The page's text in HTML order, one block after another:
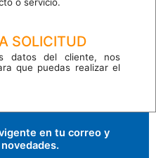
SOLICITUD
datos del cliente, nos
que puedas realizar el
en tu correo y